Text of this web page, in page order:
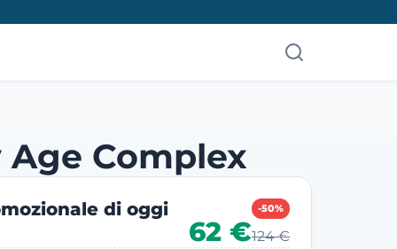
Age Complex
di oggi -50%
62 €124 €